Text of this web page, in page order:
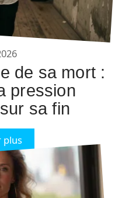
de sa mort :
pression
sa fin
plus